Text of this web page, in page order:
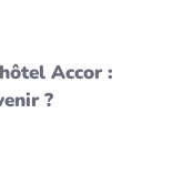
Accor :
?